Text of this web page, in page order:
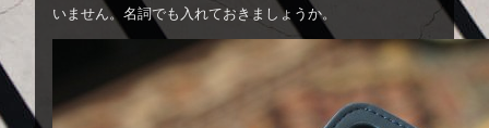
いません。名詞でも入れておきましょうか。